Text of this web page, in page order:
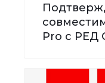
Pro с РЕД